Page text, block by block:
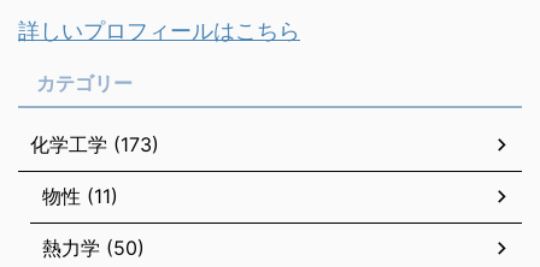
詳しいプロフィールはこちら
カテゴリー
化学工学 (173)
物性 (11)
熱力学 (50)